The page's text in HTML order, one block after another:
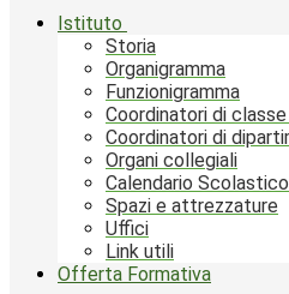
Istituto
Storia
Organigramma
Funzionigramma
Coordinatori di
Coordinatori di
Organi collegiali
Calendario
Spazi e attrezzature
Uffici
Link utili
Offerta Formativa